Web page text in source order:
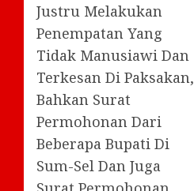
Justru Melakukan
Penempatan Yang
Tidak Manusiawi Dan
Terkesan Di Paksakan,
Bahkan Surat
Permohonan Dari
Beberapa Bupati Di
Sum-Sel Dan Juga